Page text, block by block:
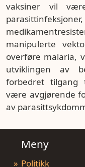
vaksiner vil
manipulerte
overføre malaria,
utviklingen av
forbedret tilgang
være avgjørende
av
Meny
Politikk